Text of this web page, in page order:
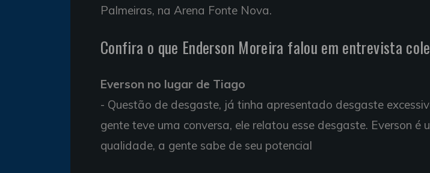
Palmeiras, na Arena Fonte Nova.
Confira o que Enderson Moreira falou em entrevista
Everson no lugar de Tiago
- Questão de desgaste, já tinha apresentado desgaste
gente teve uma conversa, ele relatou esse desgaste. Everson é
qualidade, a gente sabe de seu potencial